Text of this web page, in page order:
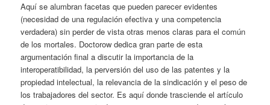
Aquí se alumbran facetas que pueden parecer evidentes
(necesidad de una regulación efectiva y una competencia
verdadera) sin perder de vista otras menos claras para el común
de los mortales. Doctorow dedica gran parte de esta
argumentación final a discutir la importancia de la
interoperatibilidad, la perversión del uso de las patentes y la
propiedad intelectual, la relevancia de la sindicación y el peso de
los trabajadores del sector. Es aquí donde trasciende el artículo